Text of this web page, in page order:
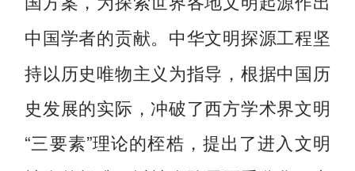
中国学者的贡献。 中华文明探源工程坚
持以历史唯物主义为指导，根据中国历
史发展的实际，冲破了西方学术界文明
“三要素”理论的桎梏，提出了进入文明